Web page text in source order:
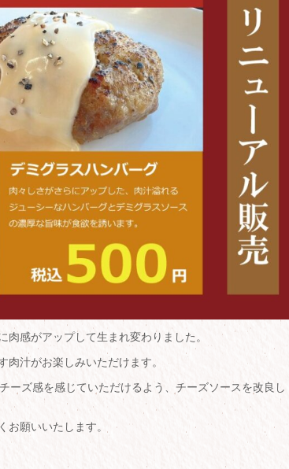
感がアップして生まれ変わりました。
汁がお楽しみいただけます。
ーズ感を感じていただけるよう、チーズソースを改良し
願いいたします。